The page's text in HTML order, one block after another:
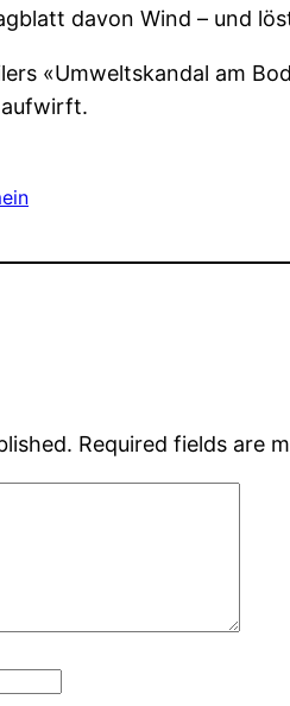
davon Wind – und
«Umweltskandal am
Required fields are